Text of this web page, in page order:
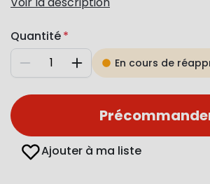
Quantité
Diminuer AugmenterEn cours de
Ajouter à ma liste